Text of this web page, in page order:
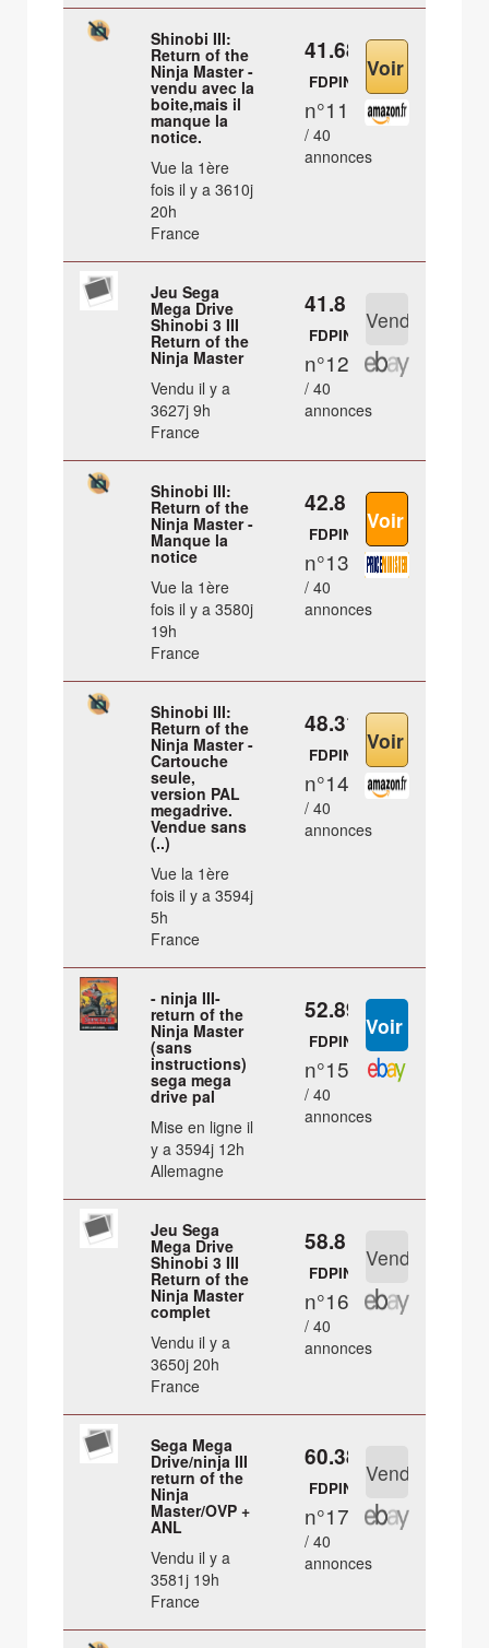
Shinobi III:
Return of the
Ninja Master -
vendu avec la
boite,mais il
manque la
notice.
Vue la 1ère
fois il y a 3610j
20h
France
41.68 €
FDPIN
n°11
/ 40
annonces
Jeu Sega
Mega Drive
Shinobi 3 III
Return of the
Ninja Master
Vendu il y a
3627j 9h
France
41.8 €
FDPIN
n°12
/ 40
annonces
Shinobi III:
Return of the
Ninja Master -
Manque la
notice
Vue la 1ère
fois il y a 3580j
19h
France
42.8 €
FDPIN
n°13
/ 40
annonces
Shinobi III:
Return of the
Ninja Master -
Cartouche
seule,
version PAL
megadrive.
Vendue sans
(..)
Vue la 1ère
fois il y a 3594j
5h
France
48.31 €
FDPIN
n°14
/ 40
annonces
- ninja III-
return of the
Ninja Master
(sans
instructions)
sega mega
drive pal
Mise en ligne il
y a 3594j 12h
Allemagne
52.89 €
FDPIN
n°15
/ 40
annonces
Jeu Sega
Mega Drive
Shinobi 3 III
Return of the
Ninja Master
complet
Vendu il y a
3650j 20h
France
58.8 €
FDPIN
n°16
/ 40
annonces
Sega Mega
Drive/ninja III
return of the
Ninja
Master/OVP +
ANL
Vendu il y a
3581j 19h
France
60.38 €
FDPIN
n°17
/ 40
annonces